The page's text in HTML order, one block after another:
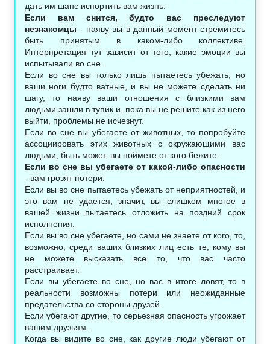
дать им шанс испортить вам жизнь.
Если вам снится, будто вас преследуют
незнакомцы - наяву вы в данный момент стремитесь
быть принятым в каком-либо коллективе.
Интерпретация тут зависит от того, какие эмоции вы
испытывали во сне.
Если во сне вы только лишь пытаетесь убежать, но
ваши ноги будто ватные, и вы не можете сделать ни
шагу, то наяву ваши отношения с близкими вам
людьми зашли в тупик и, пока вы не решите как из него
выйти, проблемы не исчезнут.
Если во сне вы убегаете от животных, то попробуйте
ассоциировать этих животных с окружающими вас
людьми, быть может, вы поймете от кого бежите.
Если во сне вы убегаете от какой-либо опасности
- вам грозят потери.
Если вы во сне пытаетесь убежать от неприятностей, и
это вам не удается, значит, вы слишком многое в
вашей жизни пытаетесь отложить на поздний срок
исполнения.
Если вы во сне убегаете, но сами не знаете от кого, то,
возможно, среди ваших близких лиц есть те, кому вы
не можете высказать все то, что вас часто
расстраивает.
Если вы убегаете во сне, но вас в итоге ловят, то в
реальности возможны потери или неожиданные
предательства со стороны друзей.
Если убегают другие, то серьезная опасность угрожает
вашим друзьям.
Когда вы видите во сне, как другие люди убегают от